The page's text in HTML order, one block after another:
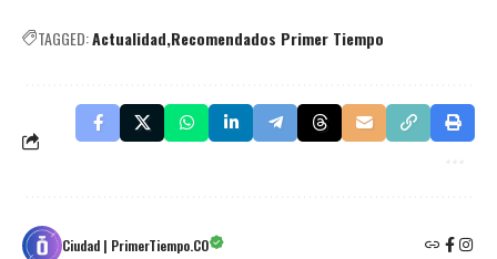
TAGGED:Actualidad Recomendados Primer Tiempo
Ciudad | PrimerTiempo.CO